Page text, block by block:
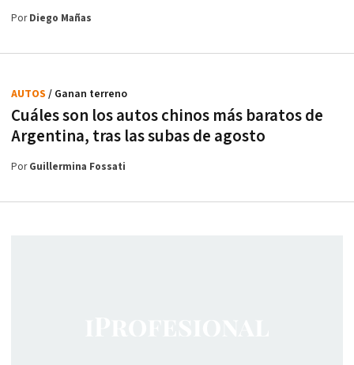
PorDiego Mañas
Cuáles son los autos chinos más baratos de
Argentina, tras las subas de agosto
AUTOS / Ganan terreno
PorGuillermina Fossati